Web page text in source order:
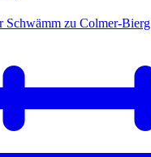
zu Colmer-Bierg